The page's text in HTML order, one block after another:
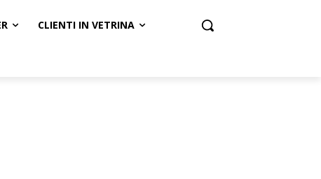
CLIENTI IN VETRINA